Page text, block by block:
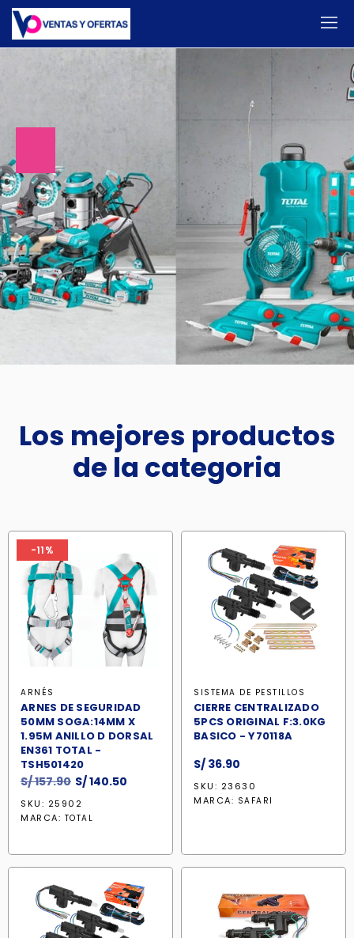
Los mejores productos
de la categoria
-11%
ARNÉS
ARNES DE SEGURIDAD
50MM SOGA:14MM X
1.95M ANILLO D DORSAL
EN361 TOTAL -
TSH501420
S/157.90 El
precio
original
S/140.50
SKU: 25902
MARCA: TOTAL
SISTEMA DE PESTILLOS
CIERRE CENTRALIZADO
5PCS ORIGINAL F:3.0KG
BASICO - Y70118A
S/ 36.90
SKU: 23630
MARCA: SAFARI